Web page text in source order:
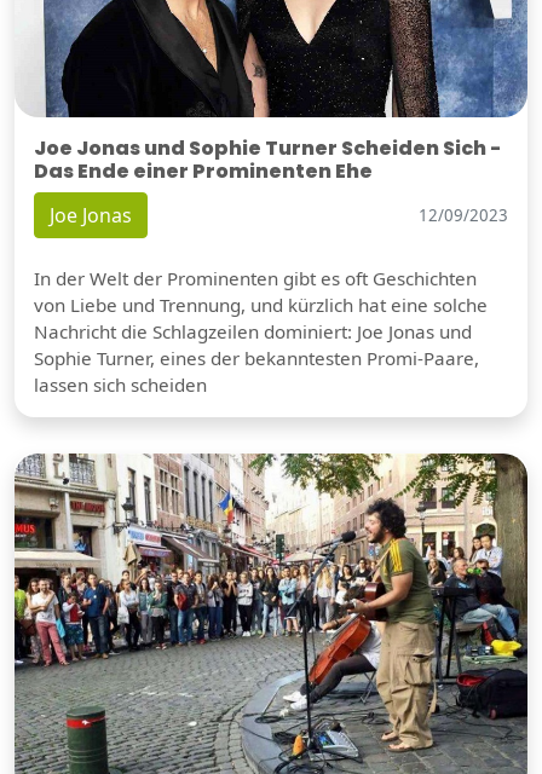
Joe Jonas und Sophie Turner Scheiden Sich -
Das Ende einer Prominenten Ehe
Joe Jonas 12/09/2023
In der Welt der Prominenten gibt es oft Geschichten
von Liebe und Trennung, und kürzlich hat eine solche
Nachricht die Schlagzeilen dominiert: Joe Jonas und
Sophie Turner, eines der bekanntesten Promi-Paare,
lassen sich scheiden